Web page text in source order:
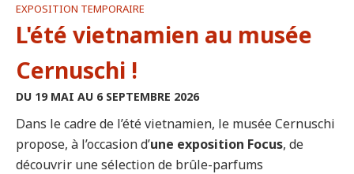
EXPOSITION TEMPORAIRE
L'été vietnamien au musée
Cernuschi !
DU 19 MAI AU 6 SEPTEMBRE 2026
Dans le cadre de l’été vietnamien, le musée Cernuschi
propose, à l’occasion d’une exposition Focus, de
découvrir une sélection de brûle-parfums